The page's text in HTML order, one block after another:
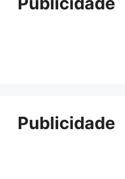
Publicidade